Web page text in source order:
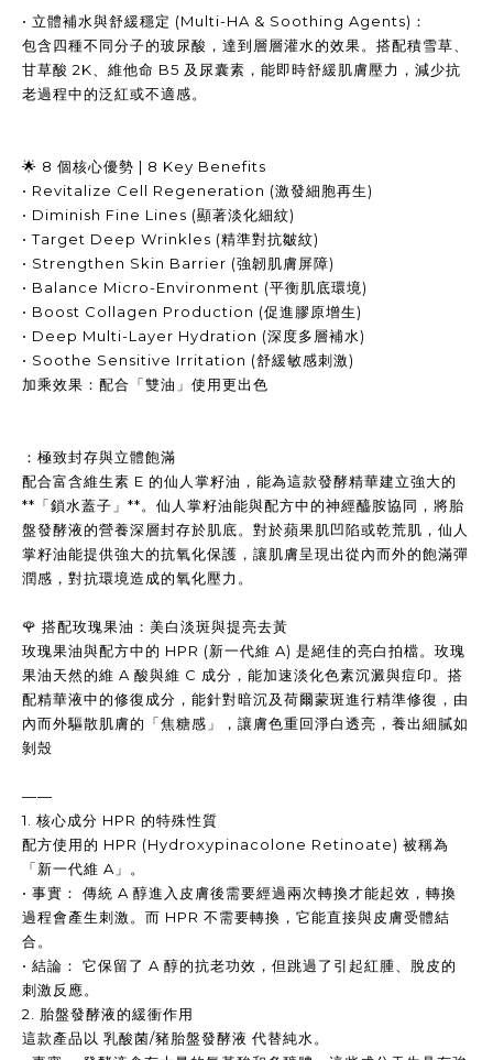
• 立體補水與舒緩穩定 (Multi-HA & Soothing Agents)：
包含四種不同分子的玻尿酸，達到層層灌水的效果。搭配積雪草、
甘草酸 2K、維他命 B5 及尿囊素，能即時舒緩肌膚壓力，減少抗
老過程中的泛紅或不適感。
🌟 8 個核心優勢 | 8 Key Benefits
• Revitalize Cell Regeneration (激發細胞再生)
• Diminish Fine Lines (顯著淡化細紋)
• Target Deep Wrinkles (精準對抗皺紋)
• Strengthen Skin Barrier (強韌肌膚屏障)
• Balance Micro-Environment (平衡肌底環境)
• Boost Collagen Production (促進膠原增生)
• Deep Multi-Layer Hydration (深度多層補水)
• Soothe Sensitive Irritation (舒緩敏感刺激)
加乘效果：配合「雙油」使用更出色
：極致封存與立體飽滿
配合富含維生素 E 的仙人掌籽油，能為這款發酵精華建立強大的
**「鎖水蓋子」**。仙人掌籽油能與配方中的神經醯胺協同，將胎
盤發酵液的營養深層封存於肌底。對於蘋果肌凹陷或乾荒肌，仙人
掌籽油能提供強大的抗氧化保護，讓肌膚呈現出從內而外的飽滿彈
潤感，對抗環境造成的氧化壓力。
🌹 搭配玫瑰果油：美白淡斑與提亮去黃
玫瑰果油與配方中的 HPR (新一代維 A) 是絕佳的亮白拍檔。玫瑰
果油天然的維 A 酸與維 C 成分，能加速淡化色素沉澱與痘印。搭
配精華液中的修復成分，能針對暗沉及荷爾蒙斑進行精準修復，由
內而外驅散肌膚的「焦糖感」，讓膚色重回淨白透亮，養出細膩如
剝殼
——
1. 核心成分 HPR 的特殊性質
配方使用的 HPR (Hydroxypinacolone Retinoate) 被稱為
「新一代維 A」。
• 事實： 傳統 A 醇進入皮膚後需要經過兩次轉換才能起效，轉換
過程會產生刺激。而 HPR 不需要轉換，它能直接與皮膚受體結
合。
• 結論： 它保留了 A 醇的抗老功效，但跳過了引起紅腫、脫皮的
刺激反應。
2. 胎盤發酵液的緩衝作用
這款產品以 乳酸菌/豬胎盤發酵液 代替純水。